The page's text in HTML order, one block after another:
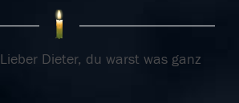
Lieber Dieter, du warst was ganz